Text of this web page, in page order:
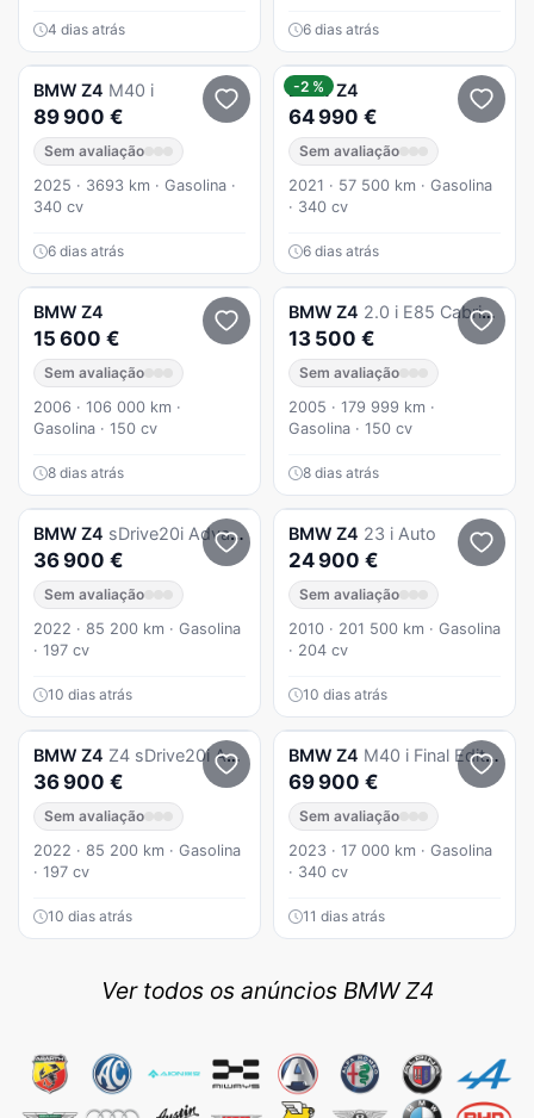
4 dias atrás 6 dias atrás
BMW Z4 M40 i
89 900 €
Sem avaliação
2025 · 3693 km · Gasolina ·
340 cv
6 dias atrás
-2 %
BMW Z4
64 990 €
Sem avaliação
2021 · 57 500 km · Gasolina
· 340 cv
6 dias atrás
BMW Z4
15 600 €
Sem avaliação
2006 · 106 000 km ·
Gasolina · 150 cv
8 dias atrás
BMW Z4 2.0 i E85 Cabriolet Sport 6 Velocidades
13 500 €
Sem avaliação
2005 · 179 999 km ·
Gasolina · 150 cv
8 dias atrás
BMW Z4 sDrive20i Advantage
36 900 €
Sem avaliação
2022 · 85 200 km · Gasolina
· 197 cv
10 dias atrás
BMW Z4 23 i Auto
24 900 €
Sem avaliação
2010 · 201 500 km · Gasolina
· 204 cv
10 dias atrás
BMW Z4 Z4 sDrive20i Advantage
36 900 €
Sem avaliação
2022 · 85 200 km · Gasolina
· 197 cv
10 dias atrás
BMW Z4 M40 i Final Edition
69 900 €
Sem avaliação
2023 · 17 000 km · Gasolina
· 340 cv
11 dias atrás
Ver todos os anúncios BMW Z4